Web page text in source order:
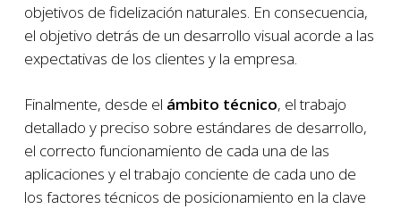
objetivos de fidelización naturales. En consecuencia,
el objetivo detrás de un desarrollo visual acorde a las
expectativas de los clientes y la empresa.
Finalmente, desde el ámbito técnico, el trabajo
detallado y preciso sobre estándares de desarrollo,
el correcto funcionamiento de cada una de las
aplicaciones y el trabajo conciente de cada uno de
los factores técnicos de posicionamiento en la clave